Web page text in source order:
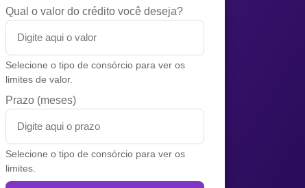
Qual o valor do crédito você deseja?
Selecione o tipo de consórcio para ver os
limites de valor.
Prazo (meses)
Selecione o tipo de consórcio para ver os
limites.